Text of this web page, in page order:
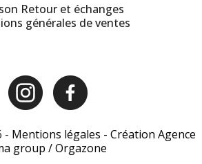
Retour et échanges
générales de ventes
- Mentions légales - Création Agence
group /Orgazone